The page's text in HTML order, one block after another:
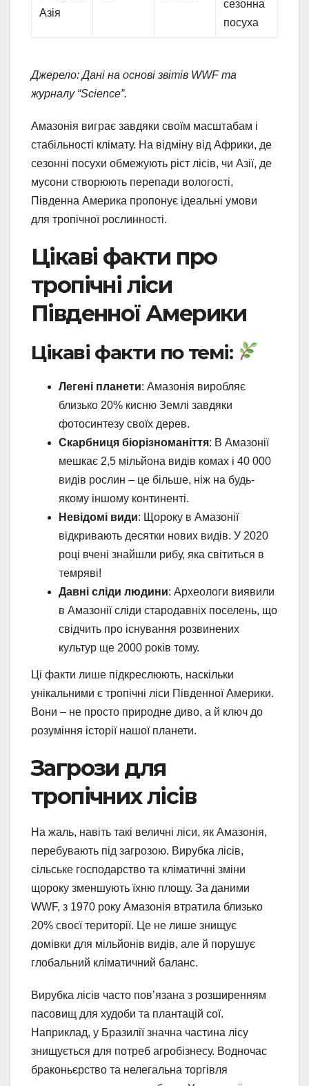
Азія
сезонна
посуха
Джерело: Дані на основі звітів WWF та
журналу “Science”.
Амазонія виграє завдяки своїм масштабам і
стабільності клімату. На відміну від Африки, де
сезонні посухи обмежують ріст лісів, чи Азії, де
мусони створюють перепади вологості,
Південна Америка пропонує ідеальні умови
для тропічної рослинності.
Цікаві факти про
тропічні ліси
Південної Америки
Цікаві факти по темі:
Легені планети: Амазонія виробляє
близько 20% кисню Землі завдяки
фотосинтезу своїх дерев.
Скарбниця біорізноманіття: В Амазонії
мешкає 2,5 мільйона видів комах і 40 000
видів рослин – це більше, ніж на будь-
якому іншому континенті.
Невідомі види: Щороку в Амазонії
відкривають десятки нових видів. У 2020
році вчені знайшли рибу, яка світиться в
темряві!
Давні сліди людини: Археологи виявили
в Амазонії сліди стародавніх поселень, що
свідчить про існування розвинених
культур ще 2000 років тому.
Ці факти лише підкреслюють, наскільки
унікальними є тропічні ліси Південної Америки.
Вони – не просто природне диво, а й ключ до
розуміння історії нашої планети.
Загрози для
тропічних лісів
На жаль, навіть такі величні ліси, як Амазонія,
перебувають під загрозою. Вирубка лісів,
сільське господарство та кліматичні зміни
щороку зменшують їхню площу. За даними
WWF, з 1970 року Амазонія втратила близько
20% своєї території. Це не лише знищує
домівки для мільйонів видів, але й порушує
глобальний кліматичний баланс.
Вирубка лісів часто пов’язана з розширенням
пасовищ для худоби та плантацій сої.
Наприклад, у Бразилії значна частина лісу
знищується для потреб агробізнесу. Водночас
браконьєрство та нелегальна торгівля